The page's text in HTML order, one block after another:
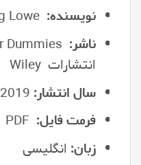
نویسنده:
ناشر:
انتشارات Wiley
سال انتشار: 2019
فرمت فایل:
زبان: انگلیسی